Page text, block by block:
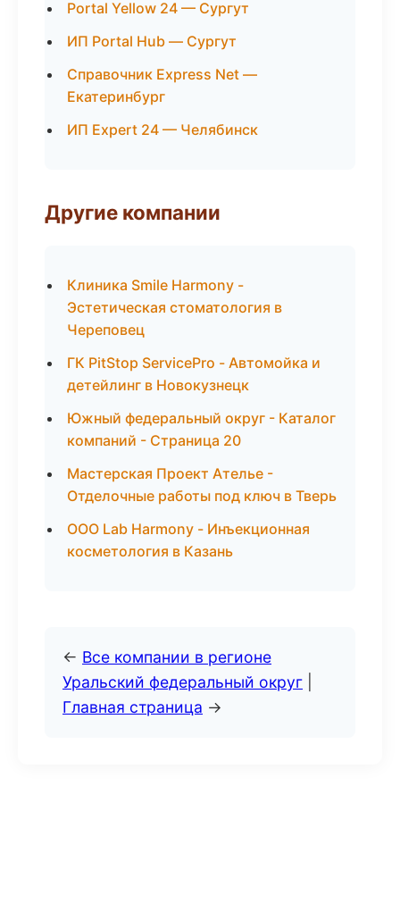
Portal Yellow 24 — Сургут
ИП Portal Hub — Сургут
Справочник Express Net —
Екатеринбург
ИП Expert 24 — Челябинск
Другие компании
Клиника Smile Harmony -
Эстетическая стоматология в
Череповец
ГК PitStop ServicePro - Автомойка и
детейлинг в Новокузнецк
Южный федеральный округ - Каталог
компаний - Страница 20
Мастерская Проект Ателье -
Отделочные работы под ключ в Тверь
ООО Lab Harmony - Инъекционная
косметология в Казань
← Все компании в регионе
Уральский федеральный округ
Главная страница →